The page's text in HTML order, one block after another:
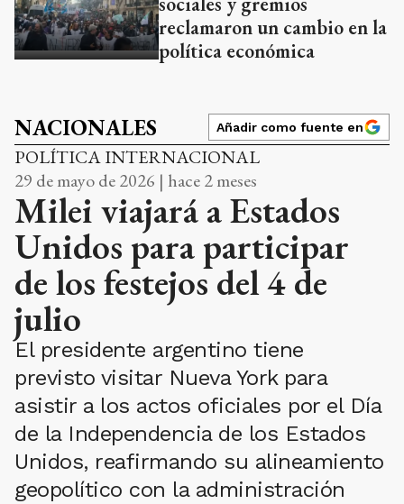
reclamaron un cambio en la
política económica
NACIONALES Añadir como fuente en
POLÍTICA INTERNACIONAL
29 de mayo de 2026 | hace 2 meses
Milei viajará a Estados
Unidos para participar
de los festejos del 4 de
julio
El presidente argentino tiene
previsto visitar Nueva York para
asistir a los actos oficiales por el Día
de la Independencia de los Estados
Unidos, reafirmando su alineamiento
geopolítico con la administración